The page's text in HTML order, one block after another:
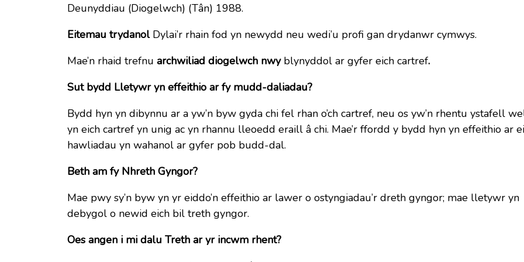
Deunyddiau (Diogelwch) (Tân) 1988.
Eitemau trydanolDylai’r rhain fod yn newydd neu wedi’u profi gan drydanwr cymwys.
Mae’n rhaid trefnu archwiliad diogelwch nwyblynyddol ar gyfer eich cartref.
Sut bydd Lletywr yn effeithio ar fy mudd-daliadau?
Bydd hyn yn dibynnu ar a yw’n byw gyda chi fel rhan o’ch cartref, neu os yw’n rhentu ystafell
yn eich cartref yn unig ac yn rhannu lleoedd eraill â chi. Mae’r ffordd y bydd hyn yn effeithio ar
hawliadau yn wahanol ar gyfer pob budd-dal.
Beth am fy Nhreth Gyngor?
Mae pwy sy’n byw yn yr eiddo’n effeithio ar lawer o ostyngiadau’r dreth gyngor; mae lletywr yn
debygol o newid eich bil treth gyngor.
Oes angen i mi dalu Treth ar yr incwm rhent?